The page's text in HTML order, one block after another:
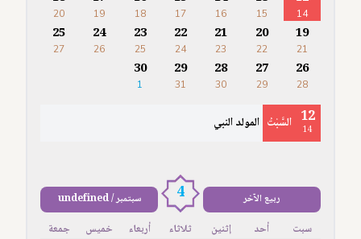
14
15
16
17
18
19
20
19
21
20
22
21
23
22
24
23
25
24
26
25
27
26
28
27
29
28
30
29
31
30
1
12
14 السَّبْتُ المولد النبي
ربيع الآخر 4 سبتمبر / undefined
سبت أحد إثنين ثلاثاء أربعاء خميس جمعة